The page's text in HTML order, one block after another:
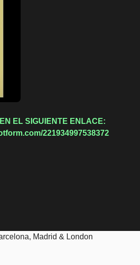
EL SIGUIENTE ENLACE:
221934997538372
Madrid & London